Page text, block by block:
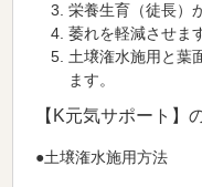
栄養生育（徒長）
萎れを軽減させま
土壌潅水施用と葉
ます。
【K元気サポート】
●土壌潅水施用方法